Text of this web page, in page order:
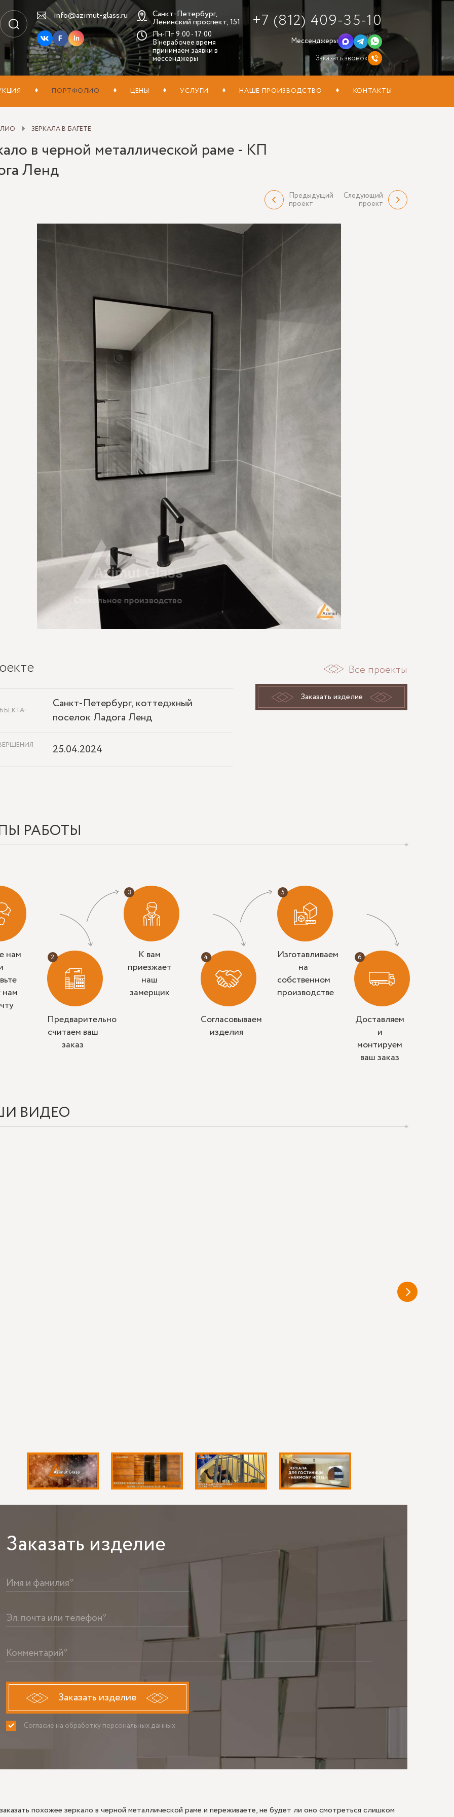
info@azimut-glass.ru
In
Санкт-Петербург,
Ленинский проспект, 151
Пн-Пт 9:00 - 17:00
В нерабочее время
принимаем заявки в
мессенджеры
+7 (812) 409-35-10
Мессенджеры
Заказать звонок
ПОРТФОЛИО ЦЕНЫ УСЛУГИ НАШЕ ПРОИЗВОДСТВО КОНТАКТЫ
ЗЕРКАЛА В БАГЕТЕ
в черной металлической раме - КП
Ленд
Предыдущий
проект
Следующий
проект
Все проекты
Заказать изделие
Санкт-Петербург, коттеджный
поселок Ладога Ленд
25.04.2024
РАБОТЫ
нам
нам
Предварительно
считаем ваш
заказ
К вам
приезжает
наш
замерщик
Согласовываем
изделия
Изготавливаем
на
собственном
производстве
Доставляем
и
монтируем
ваш заказ
ВИДЕО
Заказать изделие
Имя и фамилия*
Эл. почта или телефон*
Комментарий*
Заказать изделие
Согласие на обработку персональных данных
ПРИНИМАЮ
похожее зеркало в черной металлической раме и переживаете, не будет ли оно смотреться слишком